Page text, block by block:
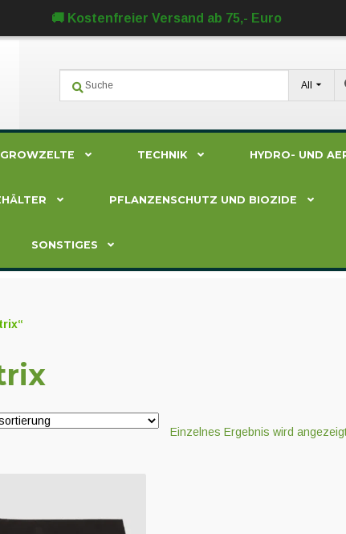
🚚 Kostenfreier Versand ab 75,- Euro
All
GROWZELTE TECHNIK HYDRO- UND
PFLANZENSCHUTZ UND BIOZIDE
SONSTIGES
Einzelnes Ergebnis wird